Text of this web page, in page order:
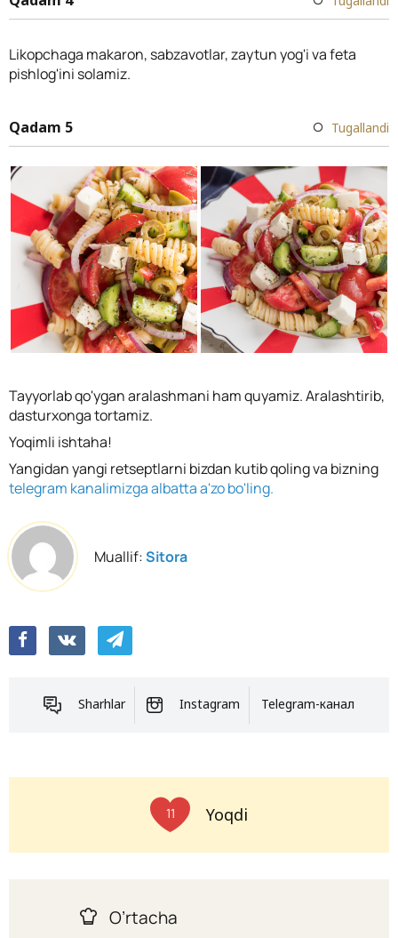
Likopchaga makaron, sabzavotlar, zaytun yog'i va feta
pishlog'ini solamiz.
Qadam 5 Tugallandi
Tayyorlab qo'ygan aralashmani ham quyamiz. Aralashtirib,
dasturxonga tortamiz.
Yoqimli ishtaha!
Yangidan yangi retseptlarni bizdan kutib qoling va bizning
telegram kanalimizga albatta a'zo bo'ling.
Muallif:Sitora
Sharhlar Instagram Telegram-канал
11 Yoqdi
O’rtacha